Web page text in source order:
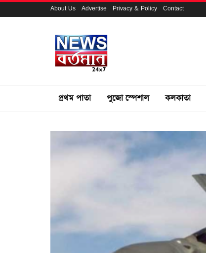
About Us Advertise Privacy & Policy Contact
প্রথম পাতা পুজো স্পেশাল কলকাতা